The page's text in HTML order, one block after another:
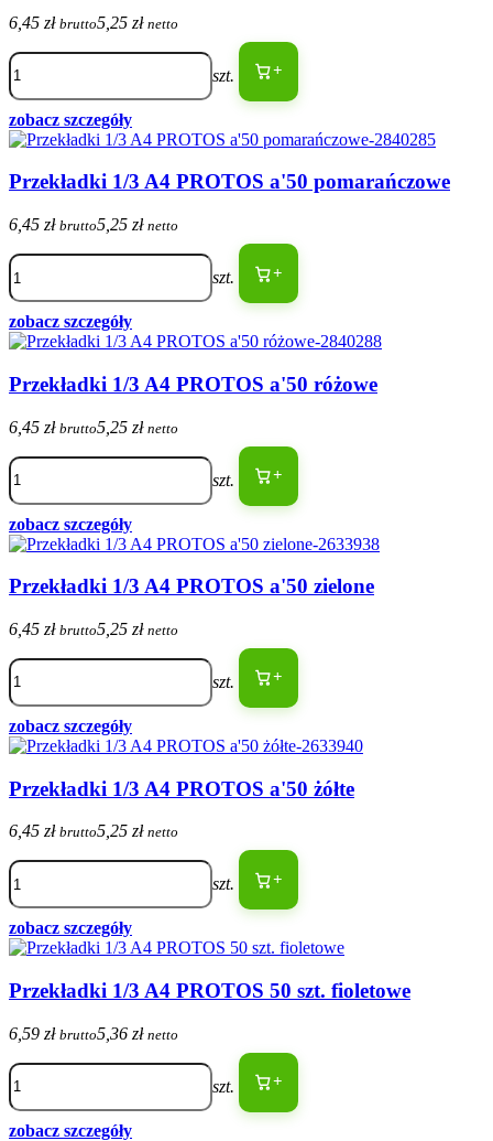
6,45 zł brutto5,25 zł netto
szt. +
zobacz szczegóły
Przekładki 1/3 A4 PROTOS a'50 pomarańczowe
6,45 zł brutto5,25 zł netto
szt. +
zobacz szczegóły
Przekładki 1/3 A4 PROTOS a'50 różowe
6,45 zł brutto5,25 zł netto
szt. +
zobacz szczegóły
Przekładki 1/3 A4 PROTOS a'50 zielone
6,45 zł brutto5,25 zł netto
szt. +
zobacz szczegóły
Przekładki 1/3 A4 PROTOS a'50 żółte
6,45 zł brutto5,25 zł netto
szt. +
zobacz szczegóły
Przekładki 1/3 A4 PROTOS 50 szt. fioletowe
6,59 zł brutto5,36 zł netto
szt. +
zobacz szczegóły